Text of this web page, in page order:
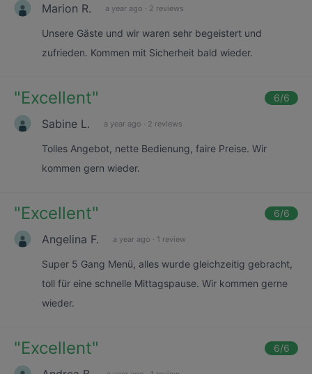
Marion R. a year ago · 2 reviews
Unsere Gäste und wir waren sehr begeistert und
zufrieden. Kommen mit Sicherheit bald wieder.
"Excellent" 6/6
Sabine L. a year ago · 2 reviews
Tolles Angebot, nette Bedienung, faire Preise. Wir
kommen gern wieder.
"Excellent" 6/6
Angelina F. a year ago · 1 review
Super 5 Gang Menü, alles wurde gleichzeitig gebracht,
toll für eine schnelle Mittagspause. Wir kommen gerne
wieder.
"Excellent" 6/6